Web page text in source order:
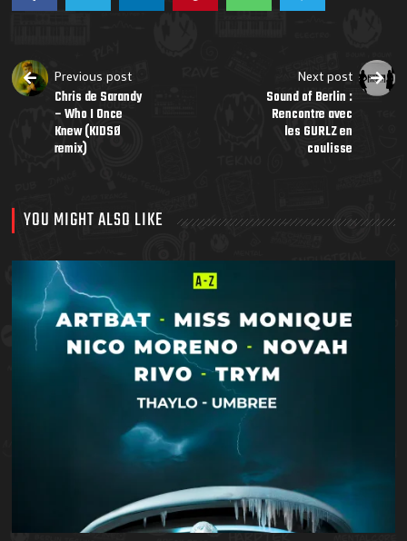
Previous post
Chris de Sarandy
– Who I Once
Knew (KIDSØ
remix)
Next post
Sound of Berlin :
Rencontre avec
les GURLZ en
coulisse
YOU MIGHT ALSO LIKE